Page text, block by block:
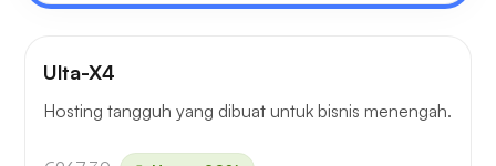
Ulta-X4
Hosting tangguh yang dibuat untuk bisnis menengah.